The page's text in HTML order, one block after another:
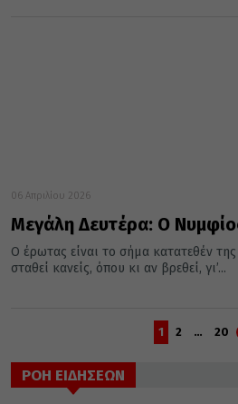
06 Απριλίου 2026
Μεγάλη Δευτέρα: Ο
Ο έρωτας είναι το σήμα κατατεθέν
σταθεί κανείς, όπου κι αν βρεθεί, γι’...
1 2 … 20
ΡΟΗ ΕΙΔΗΣΕΩΝ